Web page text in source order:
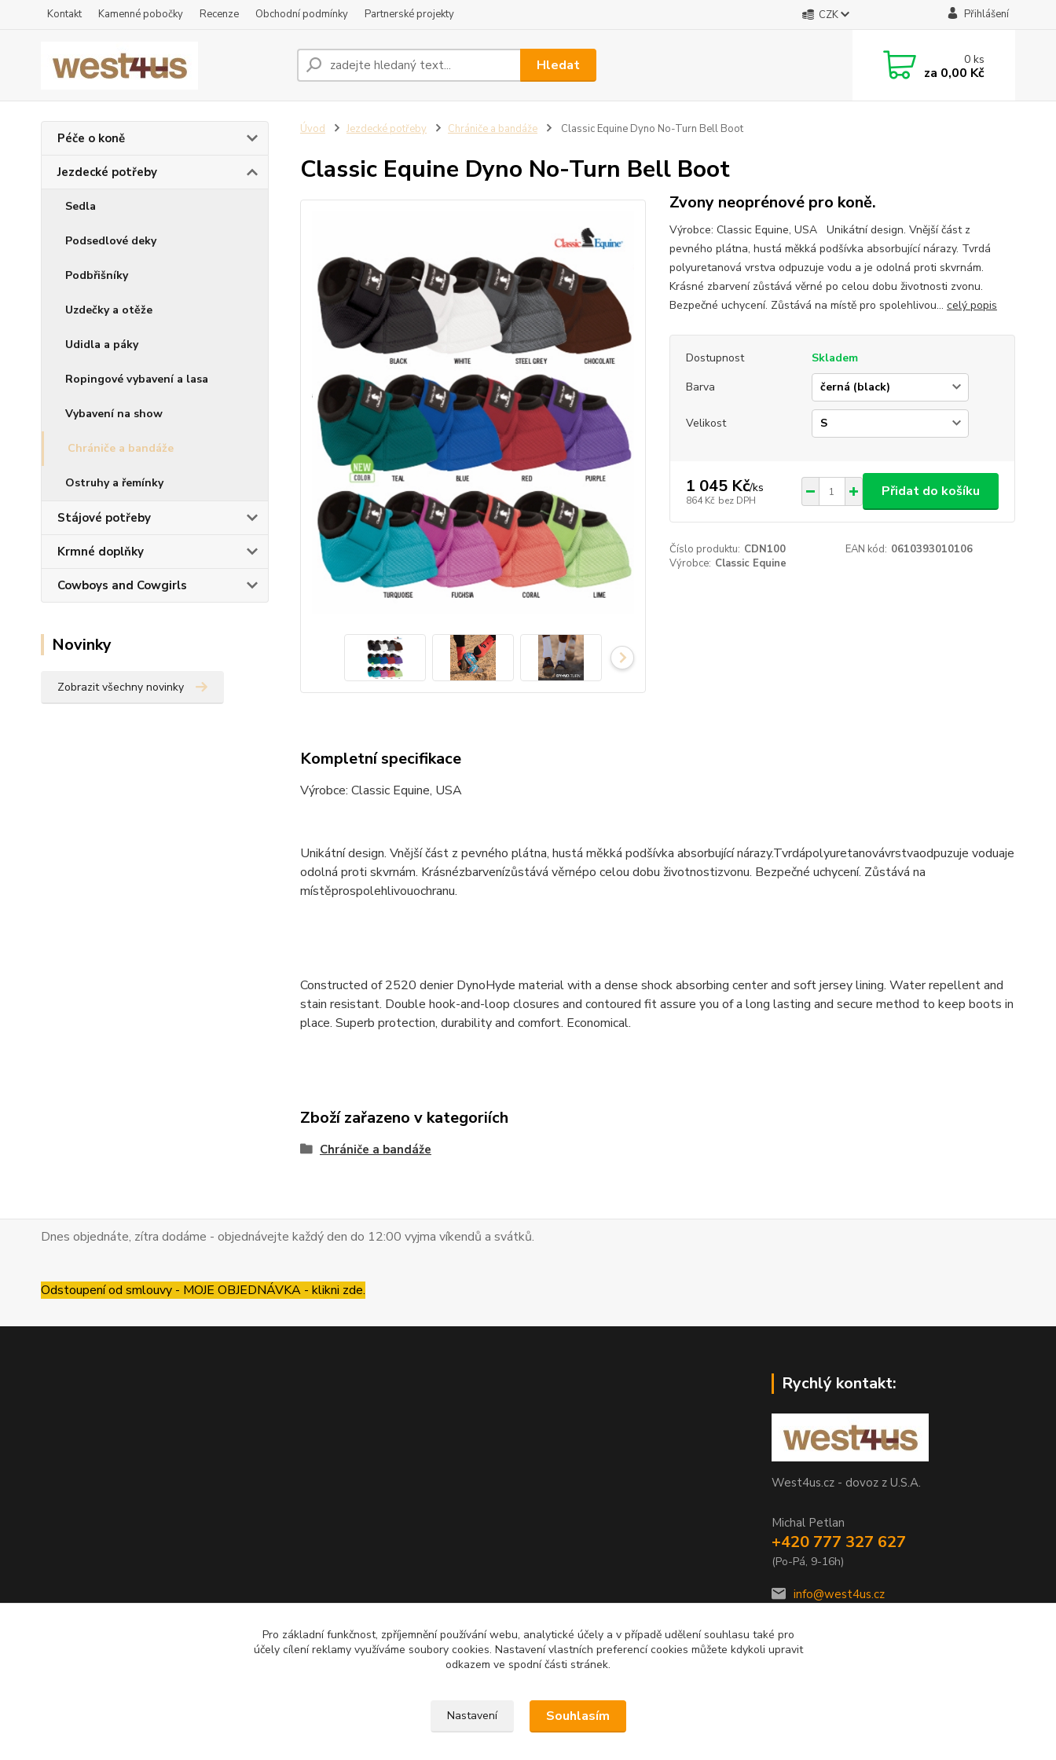
Kontakt Kamenné pobočky Recenze Obchodní podmínky Partnerské projekty CZK Přihlášení
Hledat 0ks
za 0,00 Kč
Péče o koně
Jezdecké potřeby
Sedla
Podsedlové deky
Podbřišníky
Uzdečky a otěže
Udidla a páky
Ropingové vybavení a lasa
Vybavení na show
Chrániče a bandáže
Ostruhy a řemínky
Stájové potřeby
Krmné doplňky
Cowboys and Cowgirls
Novinky
Zobrazit všechny novinky
Úvod Jezdecké potřeby Chrániče a bandáže Classic Equine Dyno No-Turn Bell Boot
Classic Equine Dyno No-Turn Bell Boot
Zvony neoprénové pro koně.
Výrobce: Classic Equine, USA Unikátní design. Vnější část z
pevného plátna, hustá měkká podšívka absorbující nárazy. Tvrdá
polyuretanová vrstva odpuzuje vodu a je odolná proti skvrnám.
Krásné zbarvení zůstává věrné po celou dobu životnosti zvonu.
Bezpečné uchycení. Zůstává na místě pro spolehlivou... celý popis
Dostupnost
Skladem
Barva
Velikost
1 045 Kč/ks
864 Kč bez DPH
Přidat do košíku
Číslo produktu: CDN100 EAN kód: 0610393010106
Výrobce: Classic Equine
Kompletní specifikace
Výrobce: Classic Equine, USA
Unikátní design. Vnější část z pevného plátna, hustá měkká podšívka absorbující nárazy.Tvrdápolyuretanovávrstvaodpuzuje voduaje
odolná proti skvrnám. Krásnézbarvenízůstává věrnépo celou dobu životnostizvonu. Bezpečné uchycení. Zůstává na
místěprospolehlivouochranu.
Constructed of 2520 denier DynoHyde material with a dense shock absorbing center and soft jersey lining. Water repellent and
stain resistant. Double hook-and-loop closures and contoured fit assure you of a long lasting and secure method to keep boots in
place. Superb protection, durability and comfort. Economical.
Zboží zařazeno v kategoriích
Chrániče a bandáže
Dnes objednáte, zítra dodáme - objednávejte každý den do 12:00 vyjma víkendů a svátků.
Odstoupení od smlouvy - MOJE OBJEDNÁVKA - klikni zde.
Rychlý kontakt:
West4us.cz - dovoz z U.S.A.
Michal Petlan
+420 777 327 627
(Po-Pá, 9-16h)
info@west4us.cz
Pro základní funkčnost, zpříjemnění používání webu, analytické účely a v případě udělení souhlasu také pro
účely cílení reklamy využíváme soubory cookies. Nastavení vlastních preferencí cookies můžete kdykoli upravit
odkazem ve spodní části stránek.
Nastavení Souhlasím